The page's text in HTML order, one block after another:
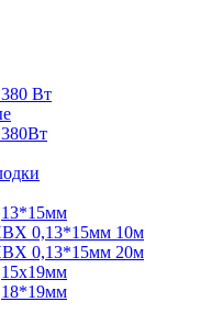
Вт
0,13*15мм 10м
0,13*15мм 20м